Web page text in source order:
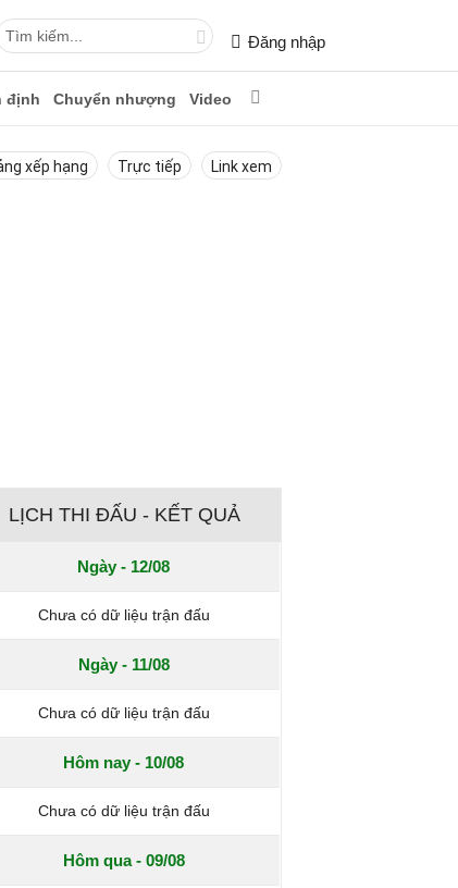
Đăng nhập
định Chuyển nhượng Video
xếp hạng Trực tiếp Link xem
LỊCH THI ĐẤU - KẾT QUẢ
Ngày - 12/08
Chưa có dữ liệu trận đấu
Ngày - 11/08
Chưa có dữ liệu trận đấu
Hôm nay - 10/08
Chưa có dữ liệu trận đấu
Hôm qua - 09/08